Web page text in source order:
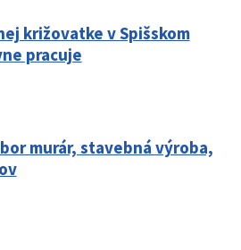
križovatke v Spišskom
pracuje
murár, stavebná výroba,